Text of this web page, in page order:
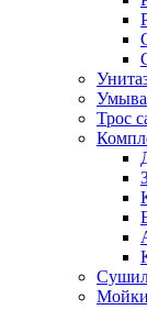
Трос
Мойки